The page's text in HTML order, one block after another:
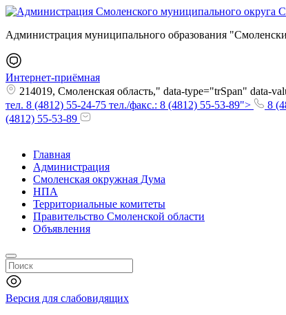
Администрация муниципального образования
Интернет-приёмная
214019, Смоленская область," data-type="trSpan" data-
тел. 8 (4812) 55-24-75 тел./факс.: 8 (4812) 55-53-89">
8
(4812) 55-53-89
Главная
Администрация
Смоленская окружная Дума
НПА
Территориальные комитеты
Правительство Смоленской области
Объявления
Версия для слабовидящих